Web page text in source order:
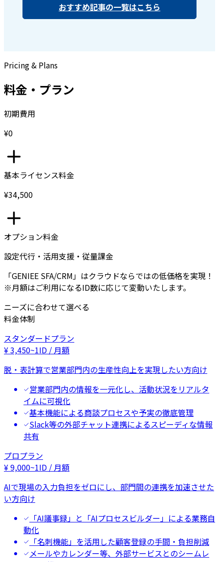
おすすめ記事の一覧はこちら
Pricing & Plans
料金・プラン
初期費用
¥0
基本ライセンス料金
¥34,500
オプション料金
設定代行・活用支援・従量課金
「GENIEE SFA/CRM」はクラウドならではの低価格を実現！
※月額はご利用になるID数に応じて変動いたします。
ニーズに合わせて選べる
料金体制
スタンダードプラン
¥3,450~1ID / 月額
脱・表計算で営業部門内の生産性向上を実現したい方向け
営業部門内の情報を一元化し、活動状況をリアルタ
イムに可視化
基本機能による商談プロセスや予実の徹底管理
Slack等の外部チャット連携によるスピーディな情報
共有
プロプラン
¥9,000~1ID / 月額
AIで現場の入力負担をゼロにし、部門間の連携を加速させた
い方向け
「AI議事録」と「AIプロセスビルダー」による業務自
動化
「名刺機能」を活用した顧客登録の手間・負担削減
メールやカレンダー等、外部サービスとのシームレ